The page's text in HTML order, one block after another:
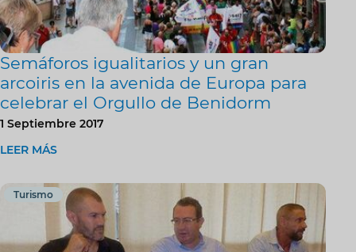
Semáforos igualitarios y un gran
arcoiris en la avenida de Europa para
celebrar el Orgullo de Benidorm
1 Septiembre 2017
LEER MÁS
Turismo